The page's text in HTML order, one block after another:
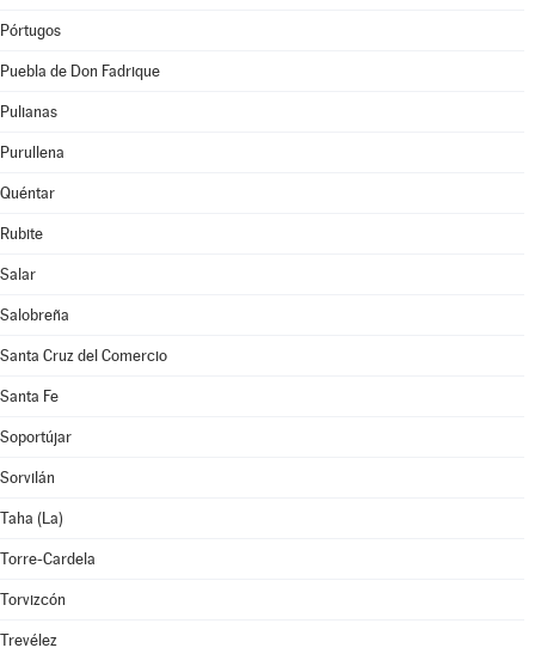
Pórtugos
Puebla de Don Fadrique
Pulianas
Purullena
Quéntar
Rubite
Salar
Salobreña
Santa Cruz del Comercio
Santa Fe
Soportújar
Sorvilán
Taha (La)
Torre-Cardela
Torvizcón
Trevélez